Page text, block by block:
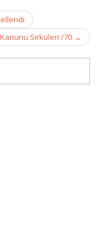
Kanunu Sirküleri /70 →